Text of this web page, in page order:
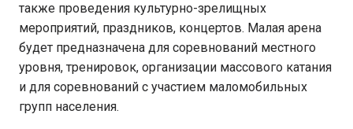
также проведения культурно-зрелищных
мероприятий, праздников, концертов. Малая арена
будет предназначена для соревнований местного
уровня, тренировок, организации массового катания
и для соревнований с участием маломобильных
групп населения.